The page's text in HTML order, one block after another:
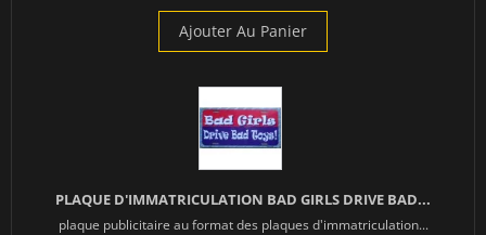
Ajouter Au Panier
PLAQUE D'IMMATRICULATION BAD GIRLS DRIVE BAD...
plaque publicitaire au format des plaques d'immatriculation...